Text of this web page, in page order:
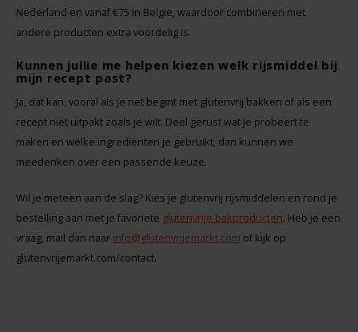
Nederland en vanaf €75 in België, waardoor combineren met
andere producten extra voordelig is.
Kunnen jullie me helpen kiezen welk rijsmiddel bij
mijn recept past?
Ja, dat kan, vooral als je net begint met glutenvrij bakken of als een
recept niet uitpakt zoals je wilt. Deel gerust wat je probeert te
maken en welke ingrediënten je gebruikt, dan kunnen we
meedenken over een passende keuze.
Wil je meteen aan de slag? Kies je glutenvrij rijsmiddelen en rond je
bestelling aan met je favoriete glutenvrije bakproducten. Heb je een
vraag, mail dan naar info@glutenvrijemarkt.com of kijk op
glutenvrijemarkt.com/contact.